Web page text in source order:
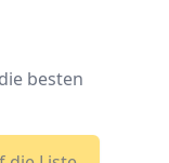
besten